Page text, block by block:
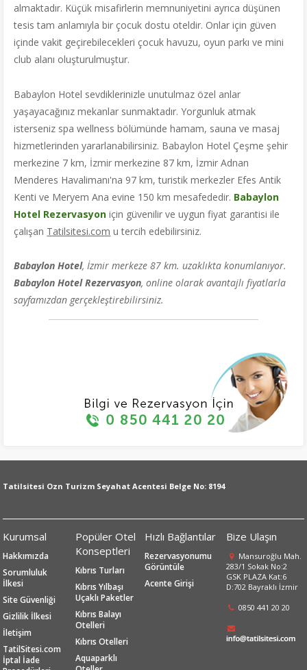
almaktadır. Küçük misafirlerin memnuniyetini ayrıca düşünen
tesis tam anlamıyla bir çocuk dostu oteldir. Onlar için güven
içinde vakit geçirebilecekleri çocuk havuzu, oyun parkı ve mini
club alanı oluşturulmuştur.
Babaylon Hotel sevdiklerinizle unutulmaz özel anlar
yaşayacağınız mekanlar sunmaktadır. Yorgunluk atmak
isterseniz spa wellness bölümünde hamam, sauna ve masaj
hizmetlerinden yararlanabilirsiniz. Babaylon Hotel Çeşme şehir
merkezine 7 km, İzmir merkezine 87 km, İzmir Adnan
Menderes Havalimanı'na 97 km, turistik merkezler Efes Antik
Kenti ve Meryem Ana evine 150 km mesafededir. Babaylon
Hotel Rezervasyon için güvenilir ve uygun fiyat garantisi ile
çalışan Tatilsitesi.com u tercih edebilirsiniz.
Babaylon Hotel, İzmir merkeze 87 km. uzaklıkta konumlanıyor.
Babaylon Hotel Rezervasyon, online olarak avantajlı fiyatlarla
sayfamızdan gerçekleştirebilirsiniz.
Tatilsitesi Ozn Turizm Seyahat Acentesi Belge No: 8194
Kurumsal
Hakkımızda
Sorumluluk
İlkesi
Site Güvenliği
Gizlilik İlkesi
İletişim
TatilSitesi.com
İptal İade
Popüler Otel
Konseptleri
Kıbrıs Turları
Kıbrıs Yılbaşı
Uçaklı Paketler
Kıbrıs Balayı
Otelleri
Kıbrıs Otelleri
Aquaparklı
Hızlı Bağlantılar
Rezervasyonumu
Görüntüle
Acente Girişi
Bize Ulaşın
Mansuroğlu Mah.
283/1 Sokak No:2
GSK PLAZA Kat:6
D:702 Bayraklı İzmir
0850 441 20 20